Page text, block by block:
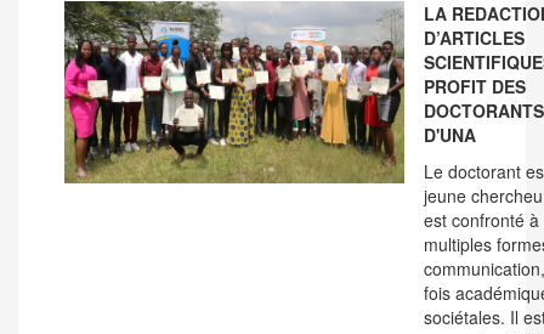
LA
D’ARTICLES
PROFIT DES
DOCTORANTS
D'UNA
Le doctorant
jeune
est confronté à
multiples
fois
sociétales. Il